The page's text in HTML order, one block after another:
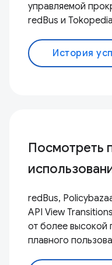
управляемой
redBus и
История
Посмотреть
redBus,
API View
от более высокой
плавного